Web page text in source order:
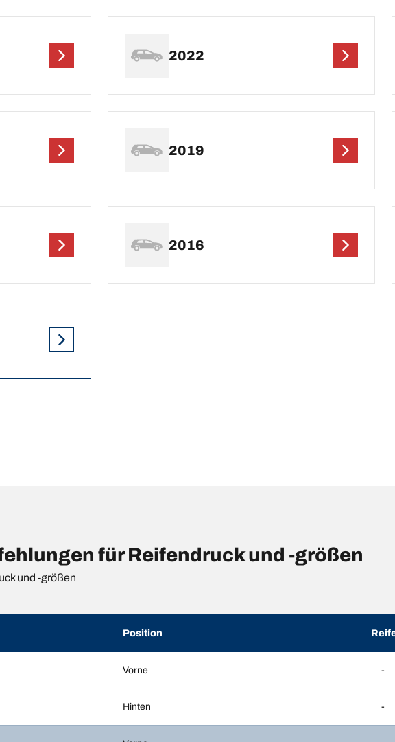
2022
2019
2016
für Reifendruck und -größen
und -größen
Position
Vorne -
Hinten -